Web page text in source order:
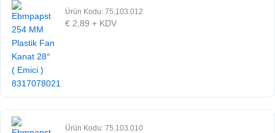
Ürün Kodu: 75.103.012
€ 2,89 + KDV
Ürün Kodu: 75.103.010